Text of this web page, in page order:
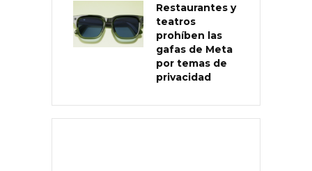
Restaurantes y
teatros
prohíben las
gafas de Meta
por temas de
privacidad